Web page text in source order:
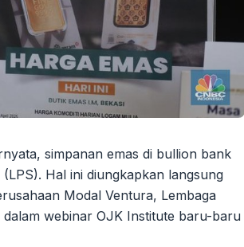
simpanan emas di bullion bank
Hal ini diungkapkan langsung
Modal Ventura, Lembaga
webinar OJK Institute baru-baru